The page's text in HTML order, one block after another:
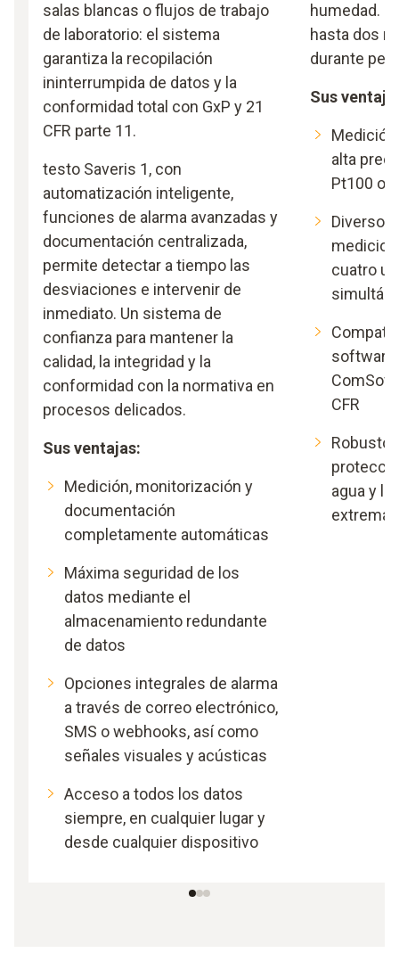
salas blancas o flujos de trabajo
de laboratorio: el sistema
garantiza la recopilación
ininterrumpida de datos y la
conformidad total con GxP y 21
CFR parte 11.
testo Saveris 1, con
automatización inteligente,
funciones de alarma avanzadas y
documentación centralizada,
permite detectar a tiempo las
desviaciones e intervenir de
inmediato. Un sistema de
confianza para mantener la
calidad, la integridad y la
conformidad con la normativa en
procesos delicados.
Sus ventajas:
Medición, monitorización y
documentación
completamente automáticas
Máxima seguridad de los
datos mediante el
almacenamiento redundante
de datos
Opciones integrales de alarma
a través de correo electrónico,
SMS o webhooks, así como
señales visuales y acústicas
Acceso a todos los datos
siempre, en cualquier lugar y
desde cualquier dispositivo
humedad.
hasta dos
durante
Sus
alta
Pt100 o
Diversos
cuatro
ComSoft
CFR
Robusto
agua y
extremas